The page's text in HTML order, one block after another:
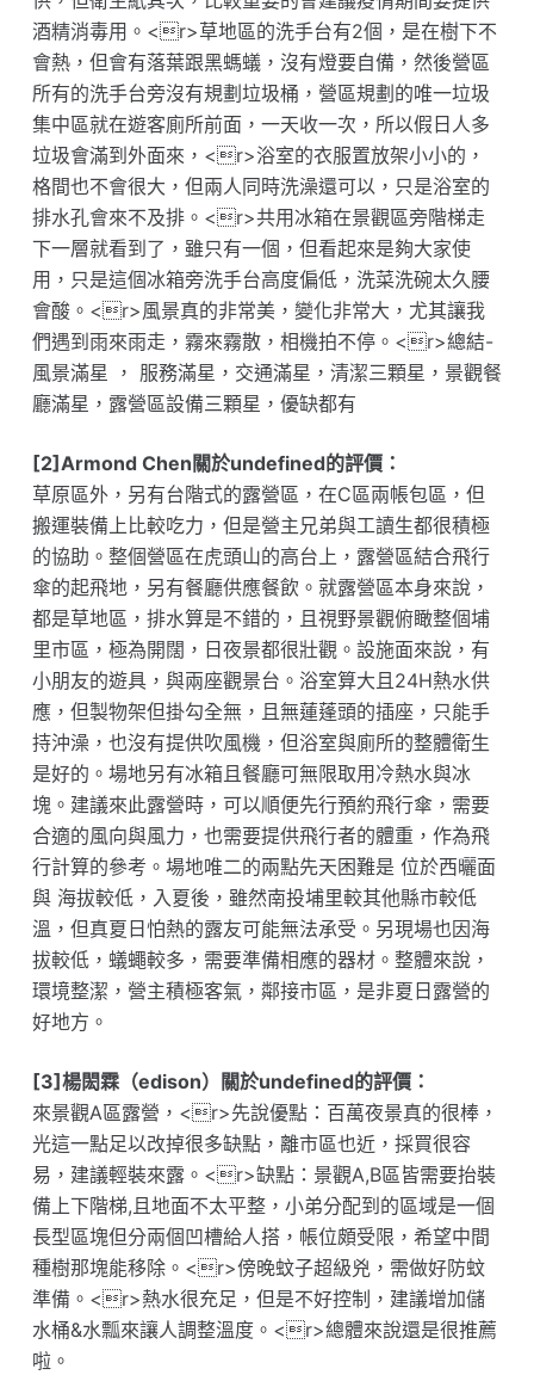
酒精消毒用。<r>草地區的洗手台有2個，是在樹下不
會熱，但會有落葉跟黑螞蟻，沒有燈要自備，然後營區
所有的洗手台旁沒有規劃垃圾桶，營區規劃的唯一垃圾
集中區就在遊客廁所前面，一天收一次，所以假日人多
垃圾會滿到外面來，<r>浴室的衣服置放架小小的，
格間也不會很大，但兩人同時洗澡還可以，只是浴室的
排水孔會來不及排。<r>共用冰箱在景觀區旁階梯走
下一層就看到了，雖只有一個，但看起來是夠大家使
用，只是這個冰箱旁洗手台高度偏低，洗菜洗碗太久腰
會酸。<r>風景真的非常美，變化非常大，尤其讓我
們遇到雨來雨走，霧來霧散，相機拍不停。<r>總結-
風景滿星 ， 服務滿星，交通滿星，清潔三顆星，景觀餐
廳滿星，露營區設備三顆星，優缺都有
[2]Armond Chen關於undefined的評價：
草原區外，另有台階式的露營區，在C區兩帳包區，但
搬運裝備上比較吃力，但是營主兄弟與工讀生都很積極
的協助。整個營區在虎頭山的高台上，露營區結合飛行
傘的起飛地，另有餐廳供應餐飲。就露營區本身來說，
都是草地區，排水算是不錯的，且視野景觀俯瞰整個埔
里市區，極為開闊，日夜景都很壯觀。設施面來說，有
小朋友的遊具，與兩座觀景台。浴室算大且24H熱水供
應，但製物架但掛勾全無，且無蓮蓬頭的插座，只能手
持沖澡，也沒有提供吹風機，但浴室與廁所的整體衛生
是好的。場地另有冰箱且餐廳可無限取用冷熱水與冰
塊。建議來此露營時，可以順便先行預約飛行傘，需要
合適的風向與風力，也需要提供飛行者的體重，作為飛
行計算的參考。場地唯二的兩點先天困難是 位於西曬面
與 海拔較低，入夏後，雖然南投埔里較其他縣市較低
溫，但真夏日怕熱的露友可能無法承受。另現場也因海
拔較低，蟻蠅較多，需要準備相應的器材。整體來說，
環境整潔，營主積極客氣，鄰接市區，是非夏日露營的
好地方。
[3]楊閎霖（edison）關於undefined的評價：
來景觀A區露營，<r>先說優點：百萬夜景真的很棒，
光這一點足以改掉很多缺點，離市區也近，採買很容
易，建議輕裝來露。<r>缺點：景觀A,B區皆需要抬裝
備上下階梯,且地面不太平整，小弟分配到的區域是一個
長型區塊但分兩個凹槽給人搭，帳位頗受限，希望中間
種樹那塊能移除。<r>傍晚蚊子超級兇，需做好防蚊
準備。<r>熱水很充足，但是不好控制，建議增加儲
水桶&水瓢來讓人調整溫度。<r>總體來說還是很推薦
啦。